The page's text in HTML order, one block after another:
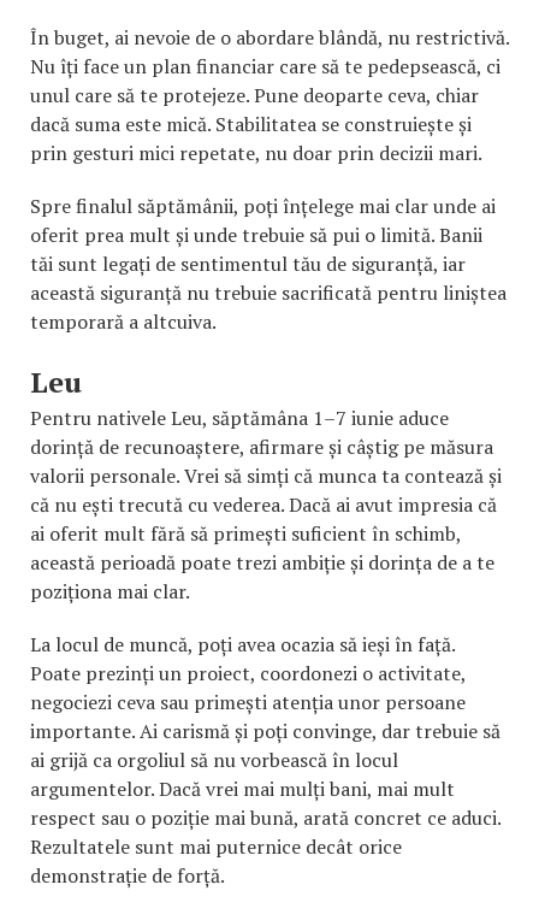
În buget, ai nevoie de o abordare blândă, nu restrictivă.
Nu îți face un plan financiar care să te pedepsească, ci
unul care să te protejeze. Pune deoparte ceva, chiar
dacă suma este mică. Stabilitatea se construiește și
prin gesturi mici repetate, nu doar prin decizii mari.
Spre finalul săptămânii, poți înțelege mai clar unde ai
oferit prea mult și unde trebuie să pui o limită. Banii
tăi sunt legați de sentimentul tău de siguranță, iar
această siguranță nu trebuie sacrificată pentru liniștea
temporară a altcuiva.
Leu
Pentru nativele Leu, săptămâna 1–7 iunie aduce
dorință de recunoaștere, afirmare și câștig pe măsura
valorii personale. Vrei să simți că munca ta contează și
că nu ești trecută cu vederea. Dacă ai avut impresia că
ai oferit mult fără să primești suficient în schimb,
această perioadă poate trezi ambiție și dorința de a te
poziționa mai clar.
La locul de muncă, poți avea ocazia să ieși în față.
Poate prezinți un proiect, coordonezi o activitate,
negociezi ceva sau primești atenția unor persoane
importante. Ai carismă și poți convinge, dar trebuie să
ai grijă ca orgoliul să nu vorbească în locul
argumentelor. Dacă vrei mai mulți bani, mai mult
respect sau o poziție mai bună, arată concret ce aduci.
Rezultatele sunt mai puternice decât orice
demonstrație de forță.